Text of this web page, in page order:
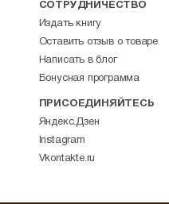
СОТРУДНИЧЕСТВО
Издать книгу
Оставить отзыв о товаре
Написать в блог
Бонусная программа
ПРИСОЕДИНЯЙТЕСЬ
Яндекс.Дзен
Instagram
Vkontakte.ru